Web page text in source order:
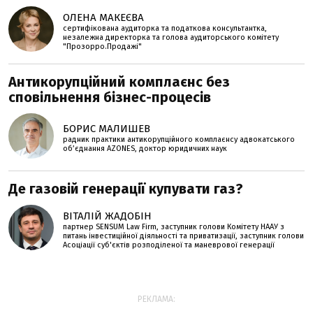
ОЛЕНА МАКЕЄВА
сертифікована аудиторка та податкова консультантка,
незалежна директорка та голова аудиторського комітету
"Прозорро.Продажі"
Антикорупційний комплаєнс без
сповільнення бізнес-процесів
БОРИС МАЛИШЕВ
радник практики антикорупційного комплаєнсу адвокатського
об’єднання AZONES, доктор юридичних наук
Де газовій генерації купувати газ?
ВІТАЛІЙ ЖАДОБІН
партнер SENSUM Law Firm, заступник голови Комітету НААУ з
питань інвестиційної діяльності та приватизації, заступник голови
Асоціації суб'єктів розподіленої та маневрової генерації
РЕКЛАМА: